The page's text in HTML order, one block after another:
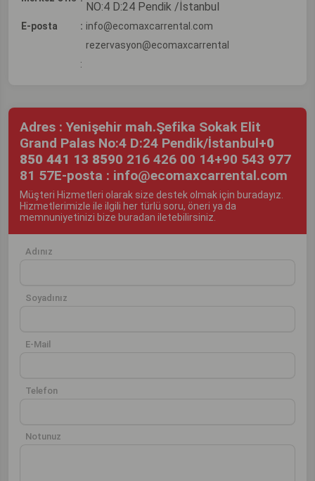
NO:4 D:24 Pendik /İstanbul
E-posta : info@ecomaxcarrental.com
rezervasyon@ecomaxcarrental
:
Adres : Yenişehir mah.Şefika Sokak Elit
Grand Palas No:4 D:24 Pendik/İstanbul+0
850 441 13 8590 216 426 00 14+90 543 977
81 57E-posta : info@ecomaxcarrental.com
Müşteri Hizmetleri olarak size destek olmak için buradayız.
Hizmetlerimizle ile ilgili her türlü soru, öneri ya da
memnuniyetinizi bize buradan iletebilirsiniz.
Adınız
Soyadınız
E-Mail
Telefon
Notunuz